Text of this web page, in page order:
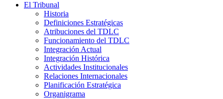
El Tribunal
Historia
Definiciones Estratégicas
Atribuciones del TDLC
Funcionamiento del TDLC
Integración Actual
Integración Histórica
Actividades Institucionales
Relaciones Internacionales
Planificación Estratégica
Organigrama